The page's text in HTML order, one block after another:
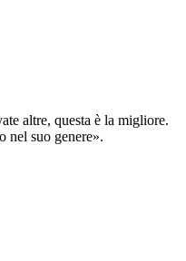
altre, questa è la migliore.
nel suo genere».